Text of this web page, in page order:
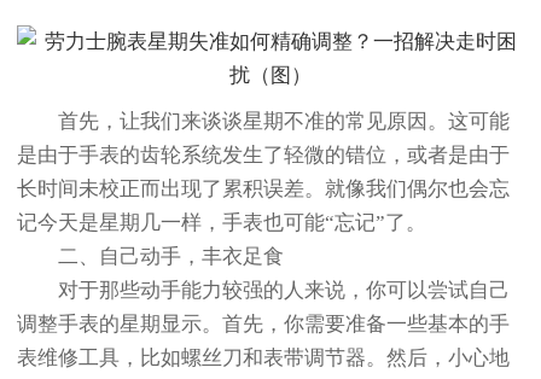
首先，让我们来谈谈星期不准的常见原因。这可能
是由于手表的齿轮系统发生了轻微的错位，或者是由于
长时间未校正而出现了累积误差。就像我们偶尔也会忘
记今天是星期几一样，手表也可能“忘记”了。
二、自己动手，丰衣足食
对于那些动手能力较强的人来说，你可以尝试自己
调整手表的星期显示。首先，你需要准备一些基本的手
表维修工具，比如螺丝刀和表带调节器。然后，小心地